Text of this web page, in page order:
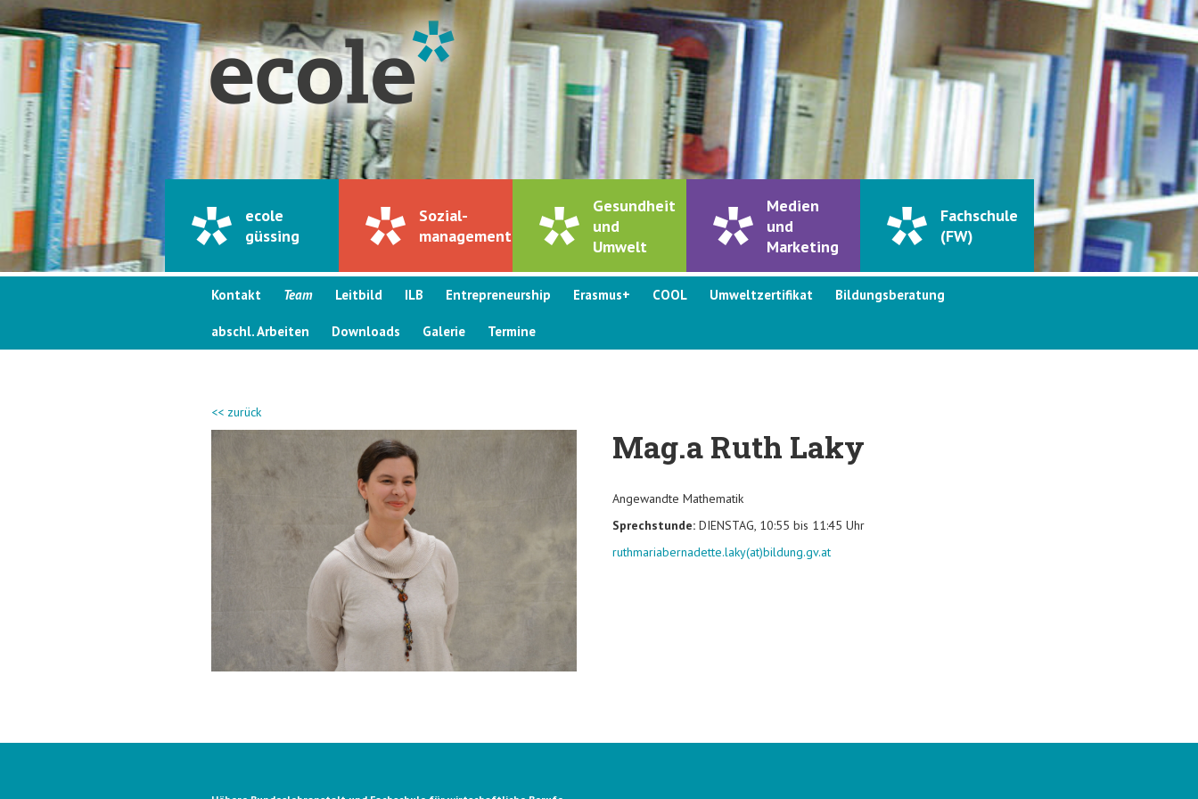
ecole
güssing
Sozial-
management
Gesundheit
und
Umwelt
Medien
und
Marketing
Fachschule
(FW)
Kontakt Team Leitbild ILB Entrepreneurship Erasmus+ COOL Umweltzertifikat Bildungsberatung
abschl. Arbeiten Downloads Galerie Termine
<< zurück
Mag.a Ruth Laky
Angewandte Mathematik
Sprechstunde: DIENSTAG, 10:55 bis 11:45 Uhr
ruthmariabernadette.laky(at)bildung.gv.at